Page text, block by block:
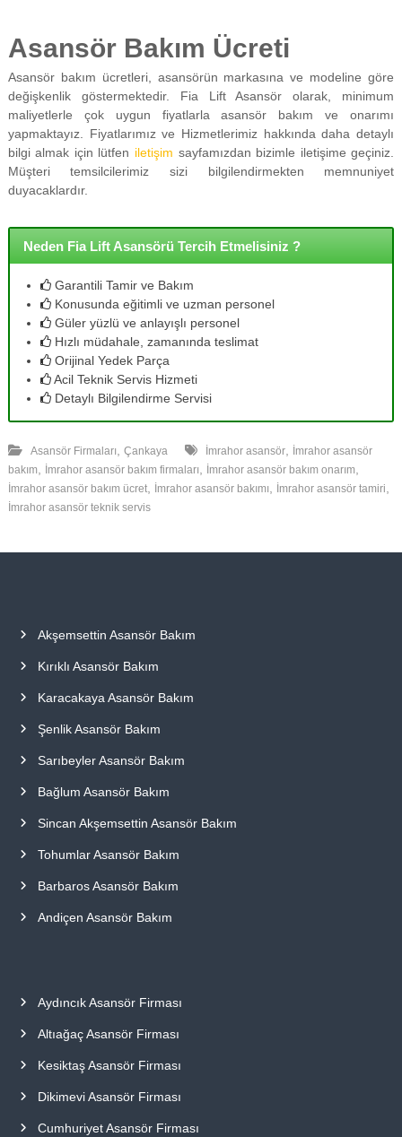
Asansör Bakım Ücreti
Asansör bakım ücretleri, asansörün markasına ve modeline göre
değişkenlik göstermektedir. Fia Lift Asansör olarak, minimum
maliyetlerle çok uygun fiyatlarla asansör bakım ve onarımı
yapmaktayız. Fiyatlarımız ve Hizmetlerimiz hakkında daha detaylı
bilgi almak için lütfen iletişim sayfamızdan bizimle iletişime geçiniz.
Müşteri temsilcilerimiz sizi bilgilendirmekten memnuniyet
duyacaklardır.
Neden Fia Lift Asansörü Tercih Etmelisiniz ?
Garantili Tamir ve Bakım
Konusunda eğitimli ve uzman personel
Güler yüzlü ve anlayışlı personel
Hızlı müdahale, zamanında teslimat
Orijinal Yedek Parça
Acil Teknik Servis Hizmeti
Detaylı Bilgilendirme Servisi
Asansör Firmaları Çankaya İmrahor asansör,
İmrahor asansör
bakım
İmrahor asansör bakım firmaları İmrahor asansör bakım onarım
İmrahor asansör bakım ücret, İmrahor asansör bakımı İmrahor asansör tamiri
İmrahor asansör teknik servis
Akşemsettin Asansör Bakım
Kırıklı Asansör Bakım
Karacakaya Asansör Bakım
Şenlik Asansör Bakım
Sarıbeyler Asansör Bakım
Bağlum Asansör Bakım
Sincan Akşemsettin Asansör Bakım
Tohumlar Asansör Bakım
Barbaros Asansör Bakım
Andiçen Asansör Bakım
Aydıncık Asansör Firması
Altıağaç Asansör Firması
Kesiktaş Asansör Firması
Dikimevi Asansör Firması
Cumhuriyet Asansör Firması